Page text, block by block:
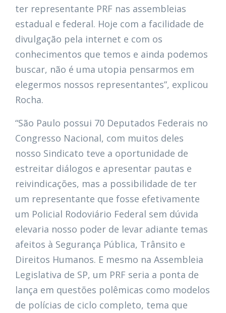
ter representante PRF nas assembleias
estadual e federal. Hoje com a facilidade de
divulgação pela internet e com os
conhecimentos que temos e ainda podemos
buscar, não é uma utopia pensarmos em
elegermos nossos representantes”, explicou
Rocha.
“São Paulo possui 70 Deputados Federais no
Congresso Nacional, com muitos deles
nosso Sindicato teve a oportunidade de
estreitar diálogos e apresentar pautas e
reivindicações, mas a possibilidade de ter
um representante que fosse efetivamente
um Policial Rodoviário Federal sem dúvida
elevaria nosso poder de levar adiante temas
afeitos à Segurança Pública, Trânsito e
Direitos Humanos. E mesmo na Assembleia
Legislativa de SP, um PRF seria a ponta de
lança em questões polêmicas como modelos
de polícias de ciclo completo, tema que